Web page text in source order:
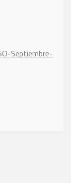
Septiembre-